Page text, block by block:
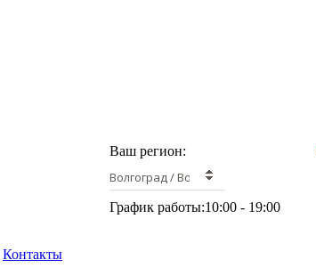
Ваш регион:
Волгоград / Волжский
График работы:10:00 - 19:00
Контакты